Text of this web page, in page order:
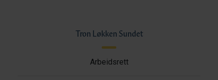
Tron Løkken Sundet
Arbeidsrett